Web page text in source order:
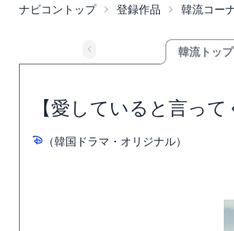
ナビコントップ 登録作品 韓流コー
韓流トップ
【愛していると言っ
（韓国ドラマ・オリジナル）